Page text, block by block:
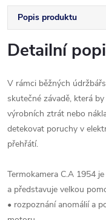
Popis produktu
Detailní
V rámci běžných
skutečné závadě, která
výrobních ztrát nebo
detekovat poruchy v
přehřátí.
Termokamera C.A 1954
a představuje velkou
• rozpoznání anomálií a